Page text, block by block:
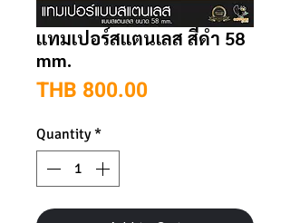
แทมเปอร์สแตนเลส สีดำ 58
mm.
THB 800.00Price
Quantity *